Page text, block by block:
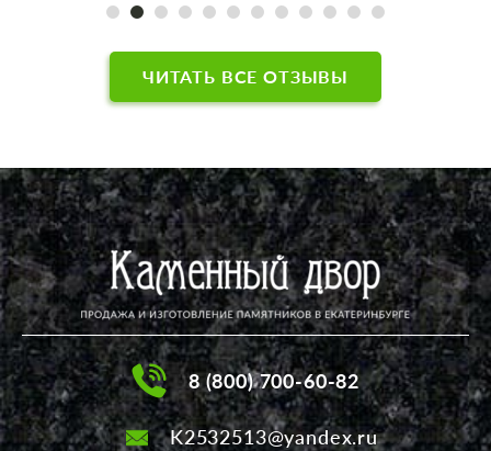
добросовестный труд. Будьте здоровы,
счастливы в жизни, удачи в работе, ну а
фирме - успешной деятельности!
ЧИТАТЬ ВСЕ ОТЗЫВЫ
8 (800) 700-60-82
K2532513@yandex.ru